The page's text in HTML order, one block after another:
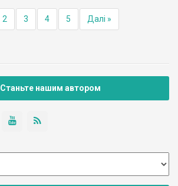
2 3 4 5 Далі »
Станьте нашим автором